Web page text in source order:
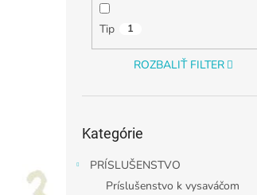
Tip 1
ROZBALIŤ FILTER
kategórie
Kategórie
PRÍSLUŠENSTVO
Príslušenstvo k vysaváčom